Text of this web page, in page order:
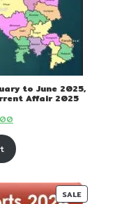
to June 2025,
Affair 2025
Current
price
is:
00.
SALE